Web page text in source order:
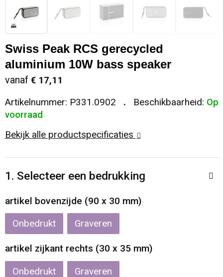
Sleutelhangers en Lanyards
Snoepgoed
Spellen voor binnen en buiten
Sport
Vrije tijd en Strand
Waterflesjes
Koeltassen en Koelboxen
Koffers en Trolleys
Laptop hoezen en tassen
Matrozentassen
Papieren tassen
Promotietassen
Reistassen
Rugzakken
Sweaters
T-Shirts
Vesten
Reflecterende vesten
Regenkleding
Restauranttextiel
Schoenen
T-Shirts
Veiligheidssignalering en Verlichting
Vesten
Swiss Peak RCS gerecycled
aluminium 10W bass speaker
vanaf € 17,11
Artikelnummer: P331.0902 Beschikbaarheid: Op
voorraad
Bekijk alle productspecificaties
1. Selecteer een bedrukking
artikel bovenzijde (90 x 30 mm)
Onbedrukt Graveren
artikel zijkant rechts (30 x 35 mm)
Onbedrukt Graveren